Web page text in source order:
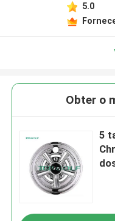
5.0
Obter o
5